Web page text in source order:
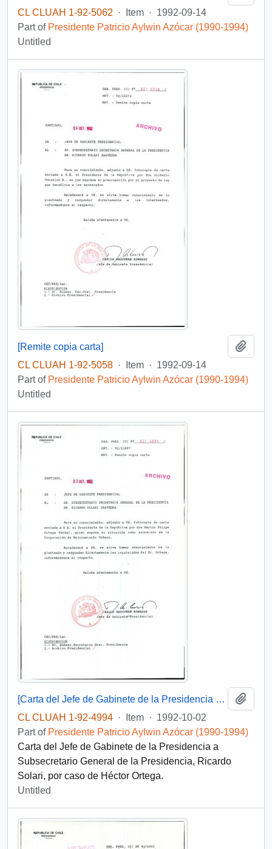
CL CLUAH 1-92-5062
· Item · 1992-09-14
Part of Presidente Patricio Aylwin Azócar (1990-1994)
Untitled
[Remite copia carta]
CL CLUAH 1-92-5058 · Item · 1992-09-14
Part of Presidente Patricio Aylwin Azócar (1990-1994)
Untitled
[Carta del Jefe de Gabinete de la Presidencia a Subsecretario General de la Presidencia]
CL CLUAH 1-92-4994 · Item · 1992-10-02
Part of Presidente Patricio Aylwin Azócar (1990-1994)
Carta del Jefe de Gabinete de la Presidencia a
Subsecretario General de la Presidencia, Ricardo
Solari, por caso de Héctor Ortega.
Untitled